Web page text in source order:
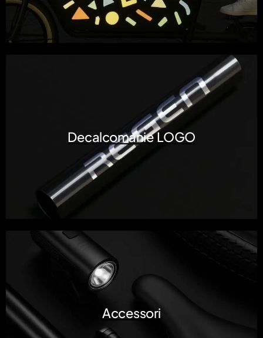
Decalcomanie LOGO
Accessori